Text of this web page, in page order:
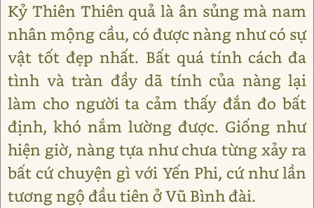
Kỷ Thiên Thiên quả là ân sủng mà nam
nhân mộng cầu, có được nàng như có sự
vật tốt đẹp nhất. Bất quá tính cách đa
tình và tràn đầy dã tính của nàng lại
làm cho người ta cảm thấy đắn đo bất
định, khó nắm lường được. Giống như
hiện giờ, nàng tựa như chưa từng xảy ra
bất cứ chuyện gì với Yến Phi, cứ như lần
tương ngộ đầu tiên ở Vũ Bình đài.